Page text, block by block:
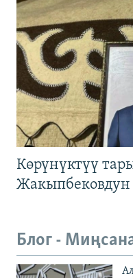
Көрүнүктүү
Блог -